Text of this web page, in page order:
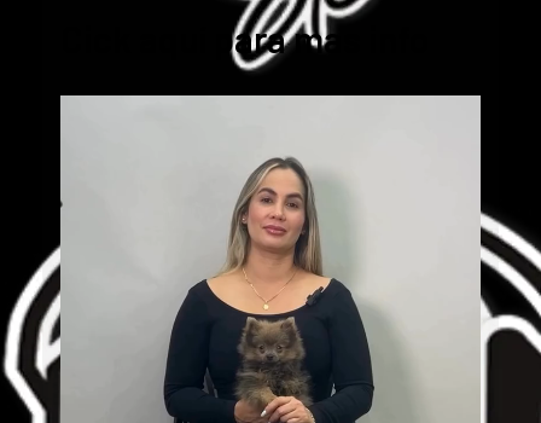
Cick aquí para mas info